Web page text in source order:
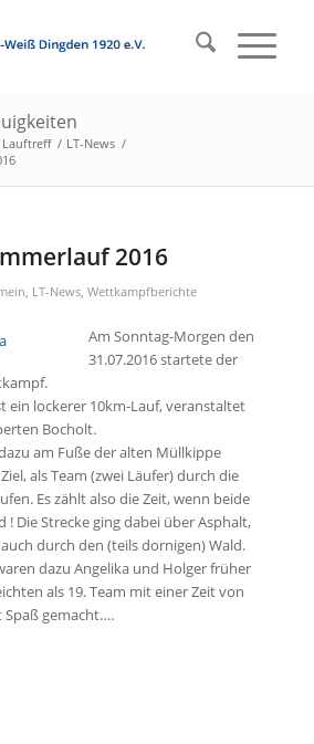
Lauftreff / LT-News /
2016
, LT-News, Wettkampfberichte
Am Sonntag-Morgen den
31.07.2016 startete der
ein lockerer 10km-Lauf, veranstaltet
Bocholt.
am Fuße der alten Müllkippe
als Team (zwei Läufer) durch die
Es zählt also die Zeit, wenn beide
! Die Strecke ging dabei über Asphalt,
durch den (teils dornigen) Wald.
dazu Angelika und Holger früher
als 19. Team mit einer Zeit von
Spaß gemacht….